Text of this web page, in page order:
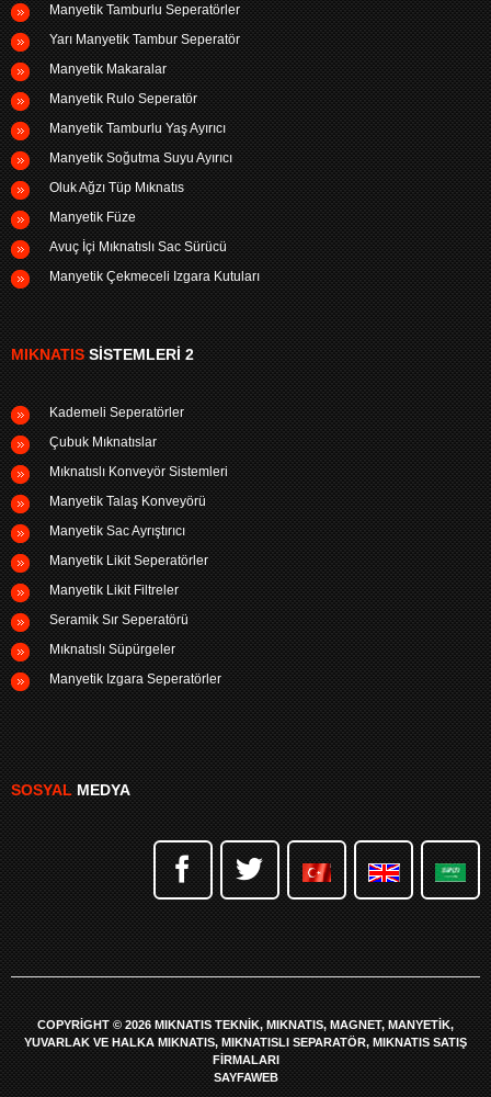
Manyetik Tamburlu Seperatörler
Yarı Manyetik Tambur Seperatör
Manyetik Makaralar
Manyetik Rulo Seperatör
Manyetik Tamburlu Yaş Ayırıcı
Manyetik Soğutma Suyu Ayırıcı
Oluk Ağzı Tüp Mıknatıs
Manyetik Füze
Avuç İçi Mıknatıslı Sac Sürücü
Manyetik Çekmeceli Izgara Kutuları
MIKNATISSISTEMLERI 2
Kademeli Seperatörler
Çubuk Mıknatıslar
Mıknatıslı Konveyör Sistemleri
Manyetik Talaş Konveyörü
Manyetik Sac Ayrıştırıcı
Manyetik Likit Seperatörler
Manyetik Likit Filtreler
Seramik Sır Seperatörü
Mıknatıslı Süpürgeler
Manyetik Izgara Seperatörler
SOSYALMEDYA
COPYRIGHT © 2026 MIKNATIS TEKNIK, MIKNATIS, MAGNET, MANYETIK,
YUVARLAK VE HALKA MIKNATIS, MIKNATISLI SEPARATÖR, MIKNATIS SATIŞ
FIRMALARI
SAYFAWEB